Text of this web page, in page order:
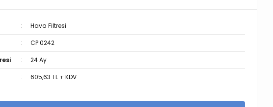
Hava Filtresi
CP 0242
24 Ay
605,63 TL + KDV